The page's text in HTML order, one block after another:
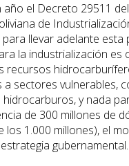
el Decreto 29511
de
llevar adelante
la industrialización
recursos
sectores vulnerables,
y nada
de 300 millones de
los 1.000 millones), el
gubernamental.